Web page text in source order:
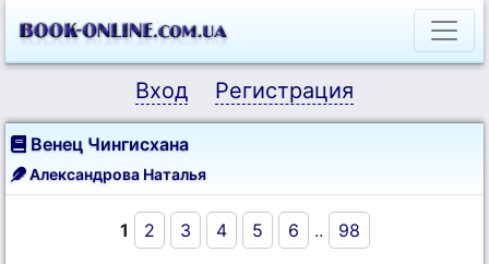
Вход Регистрация
Венец Чингисхана
Александрова Наталья
1 2 3 4 5 6 .. 98